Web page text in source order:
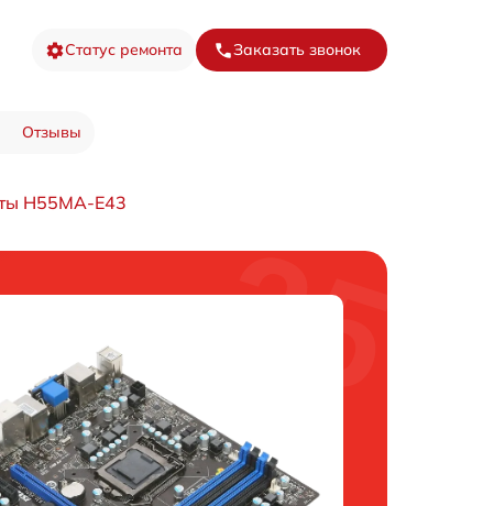
Статус ремонта Заказать звонок
Отзывы
H55MA-E43